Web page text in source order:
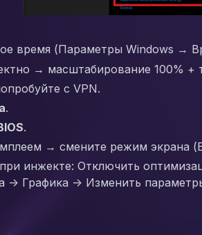
время (Параметры Windows →
→ масштабирование 100% +
с VPN.
.
.
→ смените режим экрана
инжекте: Отключить
-> Графика -> Изменить